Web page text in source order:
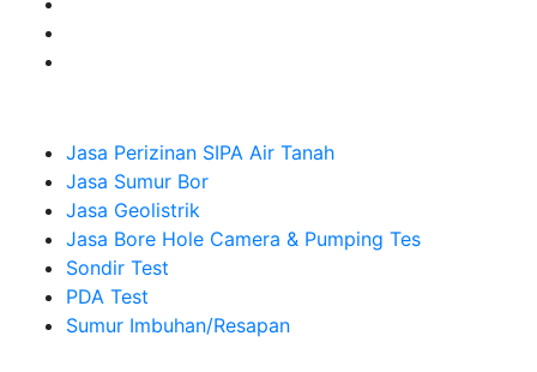
Jasa Perizinan SIPA Air Tanah
Jasa Sumur Bor
Jasa Geolistrik
Jasa Bore Hole Camera & Pumping Tes
Sondir Test
PDA Test
Sumur Imbuhan/Resapan